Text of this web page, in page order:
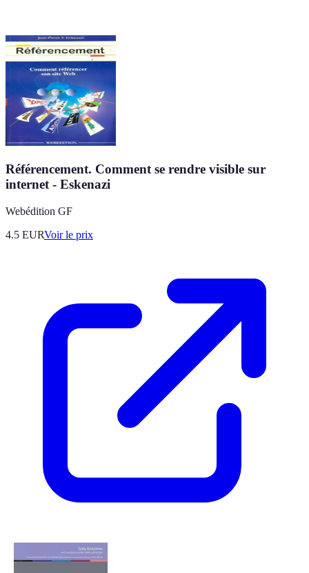
Référencement. Comment se rendre visible sur
internet - Eskenazi
Webédition GF
4.5 EURVoir le prix